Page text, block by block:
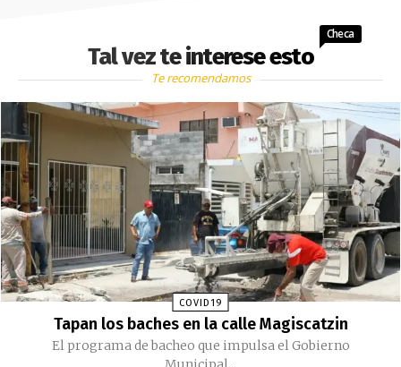
Tal vez te interese esto
Checa
Te recomendamos
COVID19
Tapan los baches en la calle Magiscatzin
El programa de bacheo que impulsa el Gobierno